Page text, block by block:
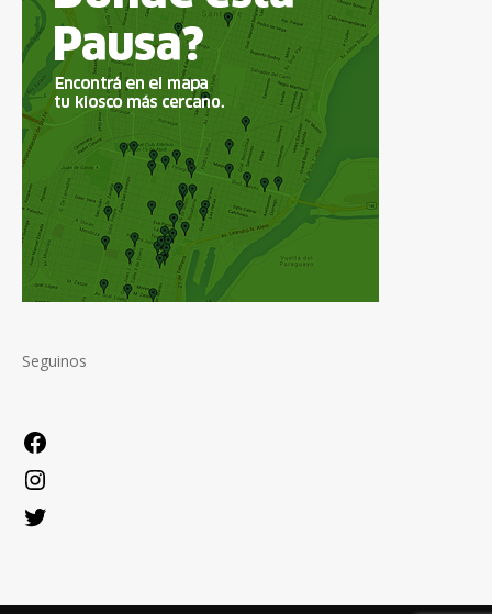
Seguinos